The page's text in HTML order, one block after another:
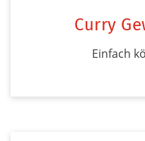
Curry
Einfach